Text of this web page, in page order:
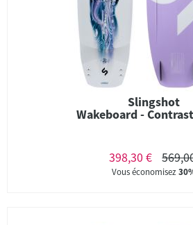
Slingshot
Wakeboard -
398,30 €
Vous économisez